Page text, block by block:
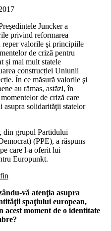
Juncker a
privind reformarea
valorile şi principiile
de criză pentru
și mai mult statele
construcției Uniunii
În ce măsură valorile şi
au rămas, astăzi, în
de criză care
solidarităţii statelor
din grupul Partidului
(PPE), a răspuns
care l-a oferit lui
Europunkt.
vă atenţia asupra
spaţiului european,
acest moment de o identitate